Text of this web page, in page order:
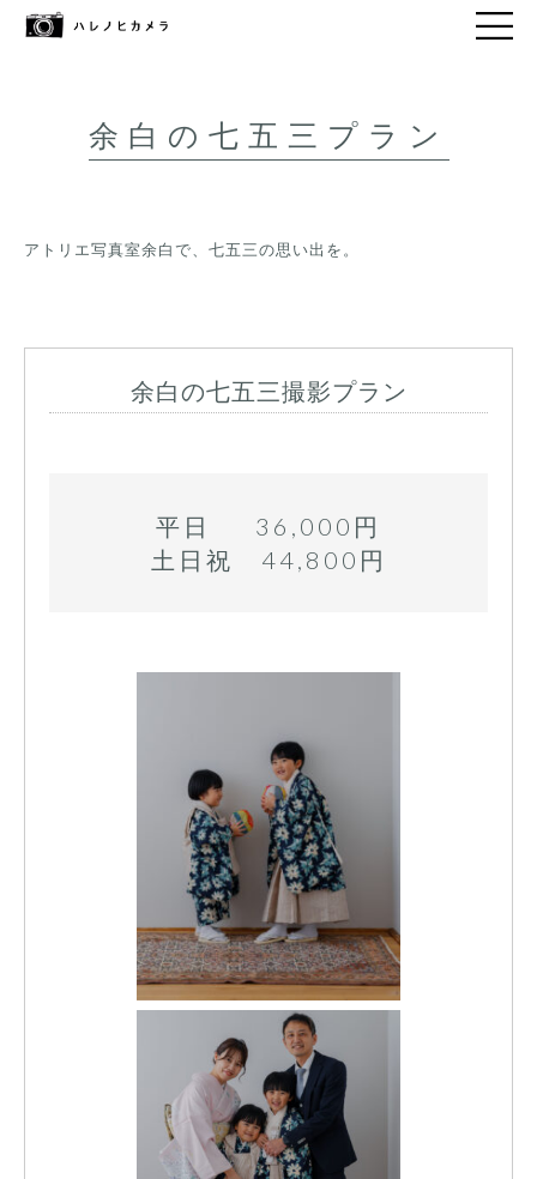
余白の七五三プラン
アトリエ写真室余白で、七五三の思い出を。
余白の七五三撮影プラン
平日 36,000円
土日祝 44,800円